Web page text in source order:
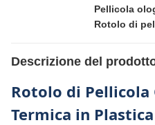
Pellicola
Rotolo di
Descrizione del
Rotolo di Pellicola
Termica in